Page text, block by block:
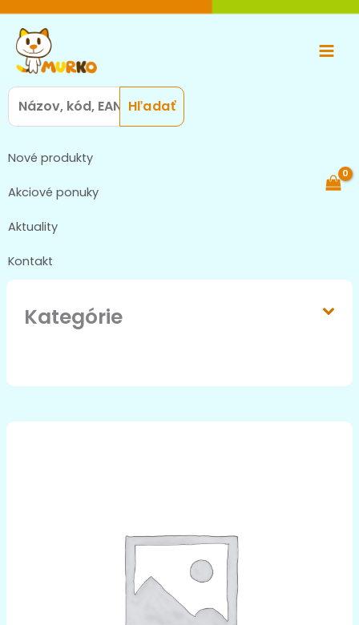
Preskočiť
obsah
Main
Search
for:
Nové produkty
Akciové ponuky
Aktuality
Kontakt
Kategórie